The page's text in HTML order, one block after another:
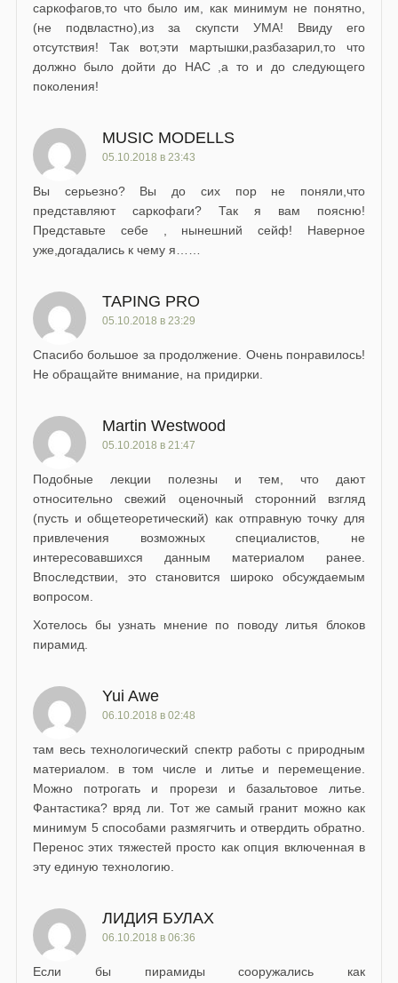
саркофагов,то что было им, как минимум не понятно,
(не подвластно),из за скупсти УМА! Ввиду его
отсутствия! Так вот,эти мартышки,разбазарил,то что
должно было дойти до НАС ,а то и до следующего
поколения!
MUSIC MODELLS
05.10.2018 в 23:43
Вы серьезно? Вы до сих пор не поняли,что
представляют саркофаги? Так я вам поясню!
Представьте себе , нынешний сейф! Наверное
уже,догадались к чему я……
TAPING PRO
05.10.2018 в 23:29
Спасибо большое за продолжение. Очень понравилось!
Не обращайте внимание, на придирки.
Martin Westwood
05.10.2018 в 21:47
Подобные лекции полезны и тем, что дают
относительно свежий оценочный сторонний взгляд
(пусть и общетеоретический) как отправную точку для
привлечения возможных специалистов, не
интересовавшихся данным материалом ранее.
Впоследствии, это становится широко обсуждаемым
вопросом.
Хотелось бы узнать мнение по поводу литья блоков
пирамид.
Yui Awe
06.10.2018 в 02:48
там весь технологический спектр работы с природным
материалом. в том числе и литье и перемещение.
Можно потрогать и прорези и базальтовое литье.
Фантастика? вряд ли. Тот же самый гранит можно как
минимум 5 способами размягчить и отвердить обратно.
Перенос этих тяжестей просто как опция включенная в
эту единую технологию.
ЛИДИЯ БУЛАХ
06.10.2018 в 06:36
Если бы пирамиды сооружались как